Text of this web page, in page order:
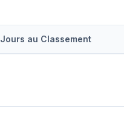
Jours au Classement